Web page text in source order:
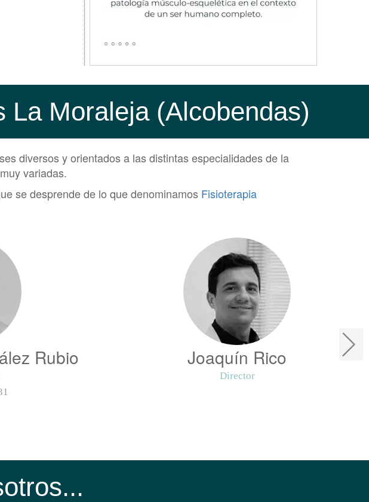
La Moraleja (Alcobendas)
diversos y orientados a las distintas especialidades de la
variadas.
se desprende de lo que denominamos Fisioterapia
Rubio Joaquín Rico
Director